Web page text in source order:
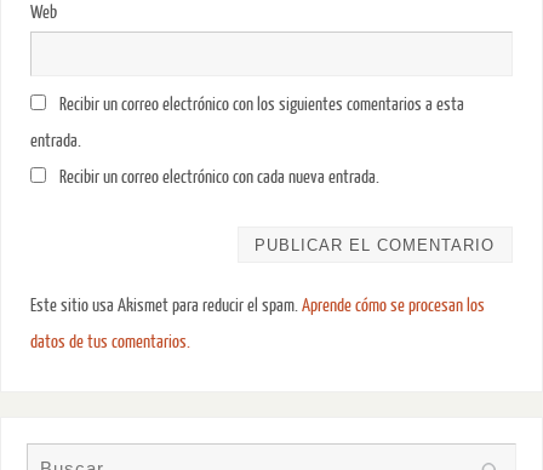
Web
Recibir un correo electrónico con los siguientes comentarios a esta
entrada.
Recibir un correo electrónico con cada nueva entrada.
Este sitio usa Akismet para reducir el spam.Aprende cómo se procesan los
datos de tus comentarios.